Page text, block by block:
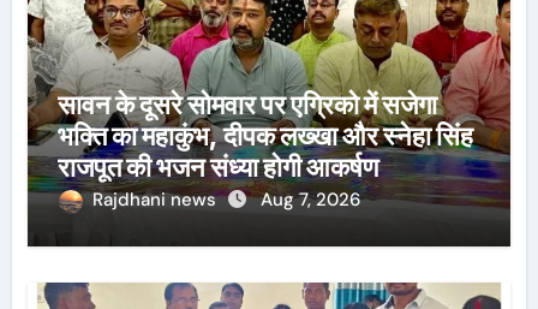
सावन के दूसरे सोमवार पर एग्रिको में सजेगा
भक्ति का महाकुंभ, दीपक लख्खा और स्नेहा सिंह
राजपूत की भजन संध्या होगी आकर्षण
Rajdhani news Aug 7, 2026